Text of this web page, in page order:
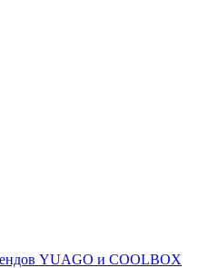
YUAGO и COOLBOX